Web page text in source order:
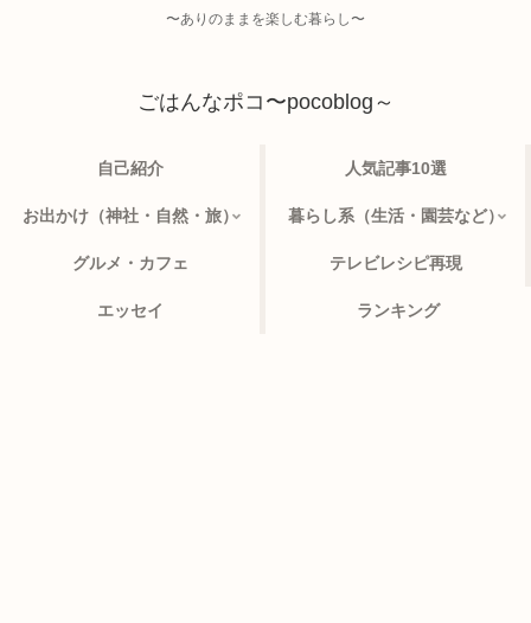
〜ありのままを楽しむ暮らし〜
ごはんなポコ〜pocoblog～
自己紹介 人気記事10選
お出かけ（神社・自然・旅） 暮らし系（生活・園芸など）
グルメ・カフェ テレビレシピ再現
エッセイ ランキング